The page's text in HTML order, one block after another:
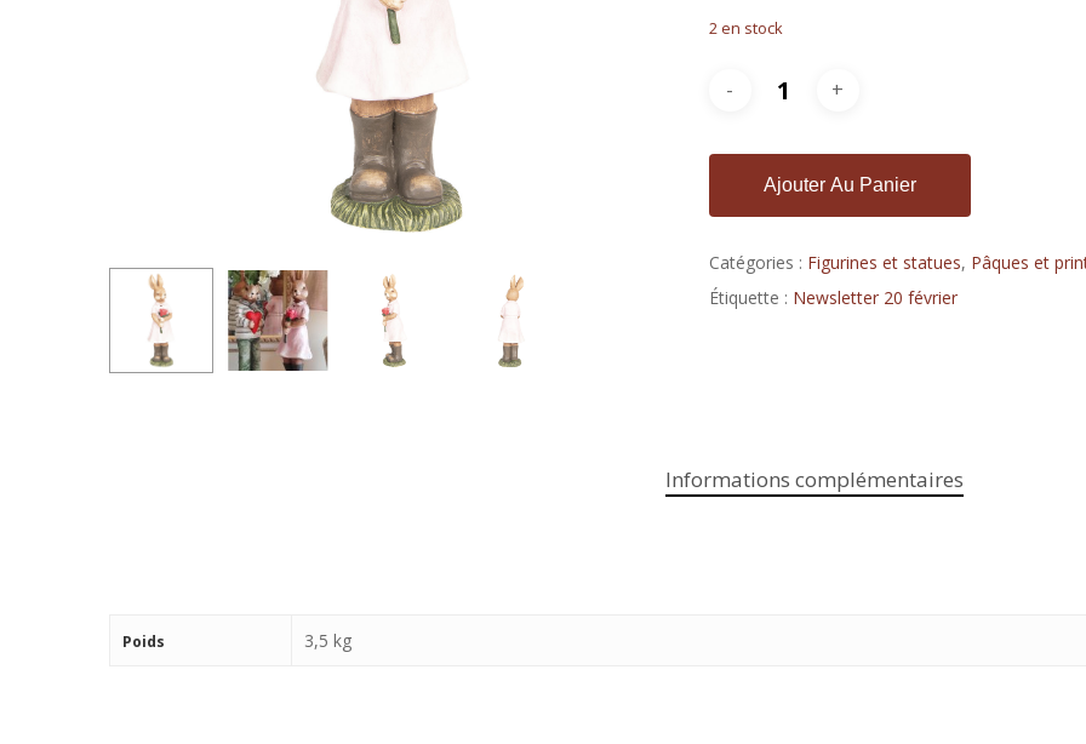
2 en stock
Ajouter Au Panier
Catégories : Figurines et statues, Pâques et
Étiquette : Newsletter 20 février
Informations complémentaires
Poids 3,5 kg